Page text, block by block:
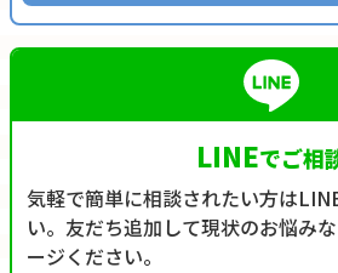
LINEでご相
気軽で簡単に相談されたい方は
い。友だち追加して現状のお悩み
ージください。